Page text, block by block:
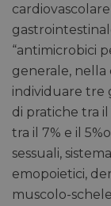
“antimicrobici
generale, nella
individuare tre
di pratiche tra il
tra il 7% e il
sessuali,
emopoietici,
muscolo-